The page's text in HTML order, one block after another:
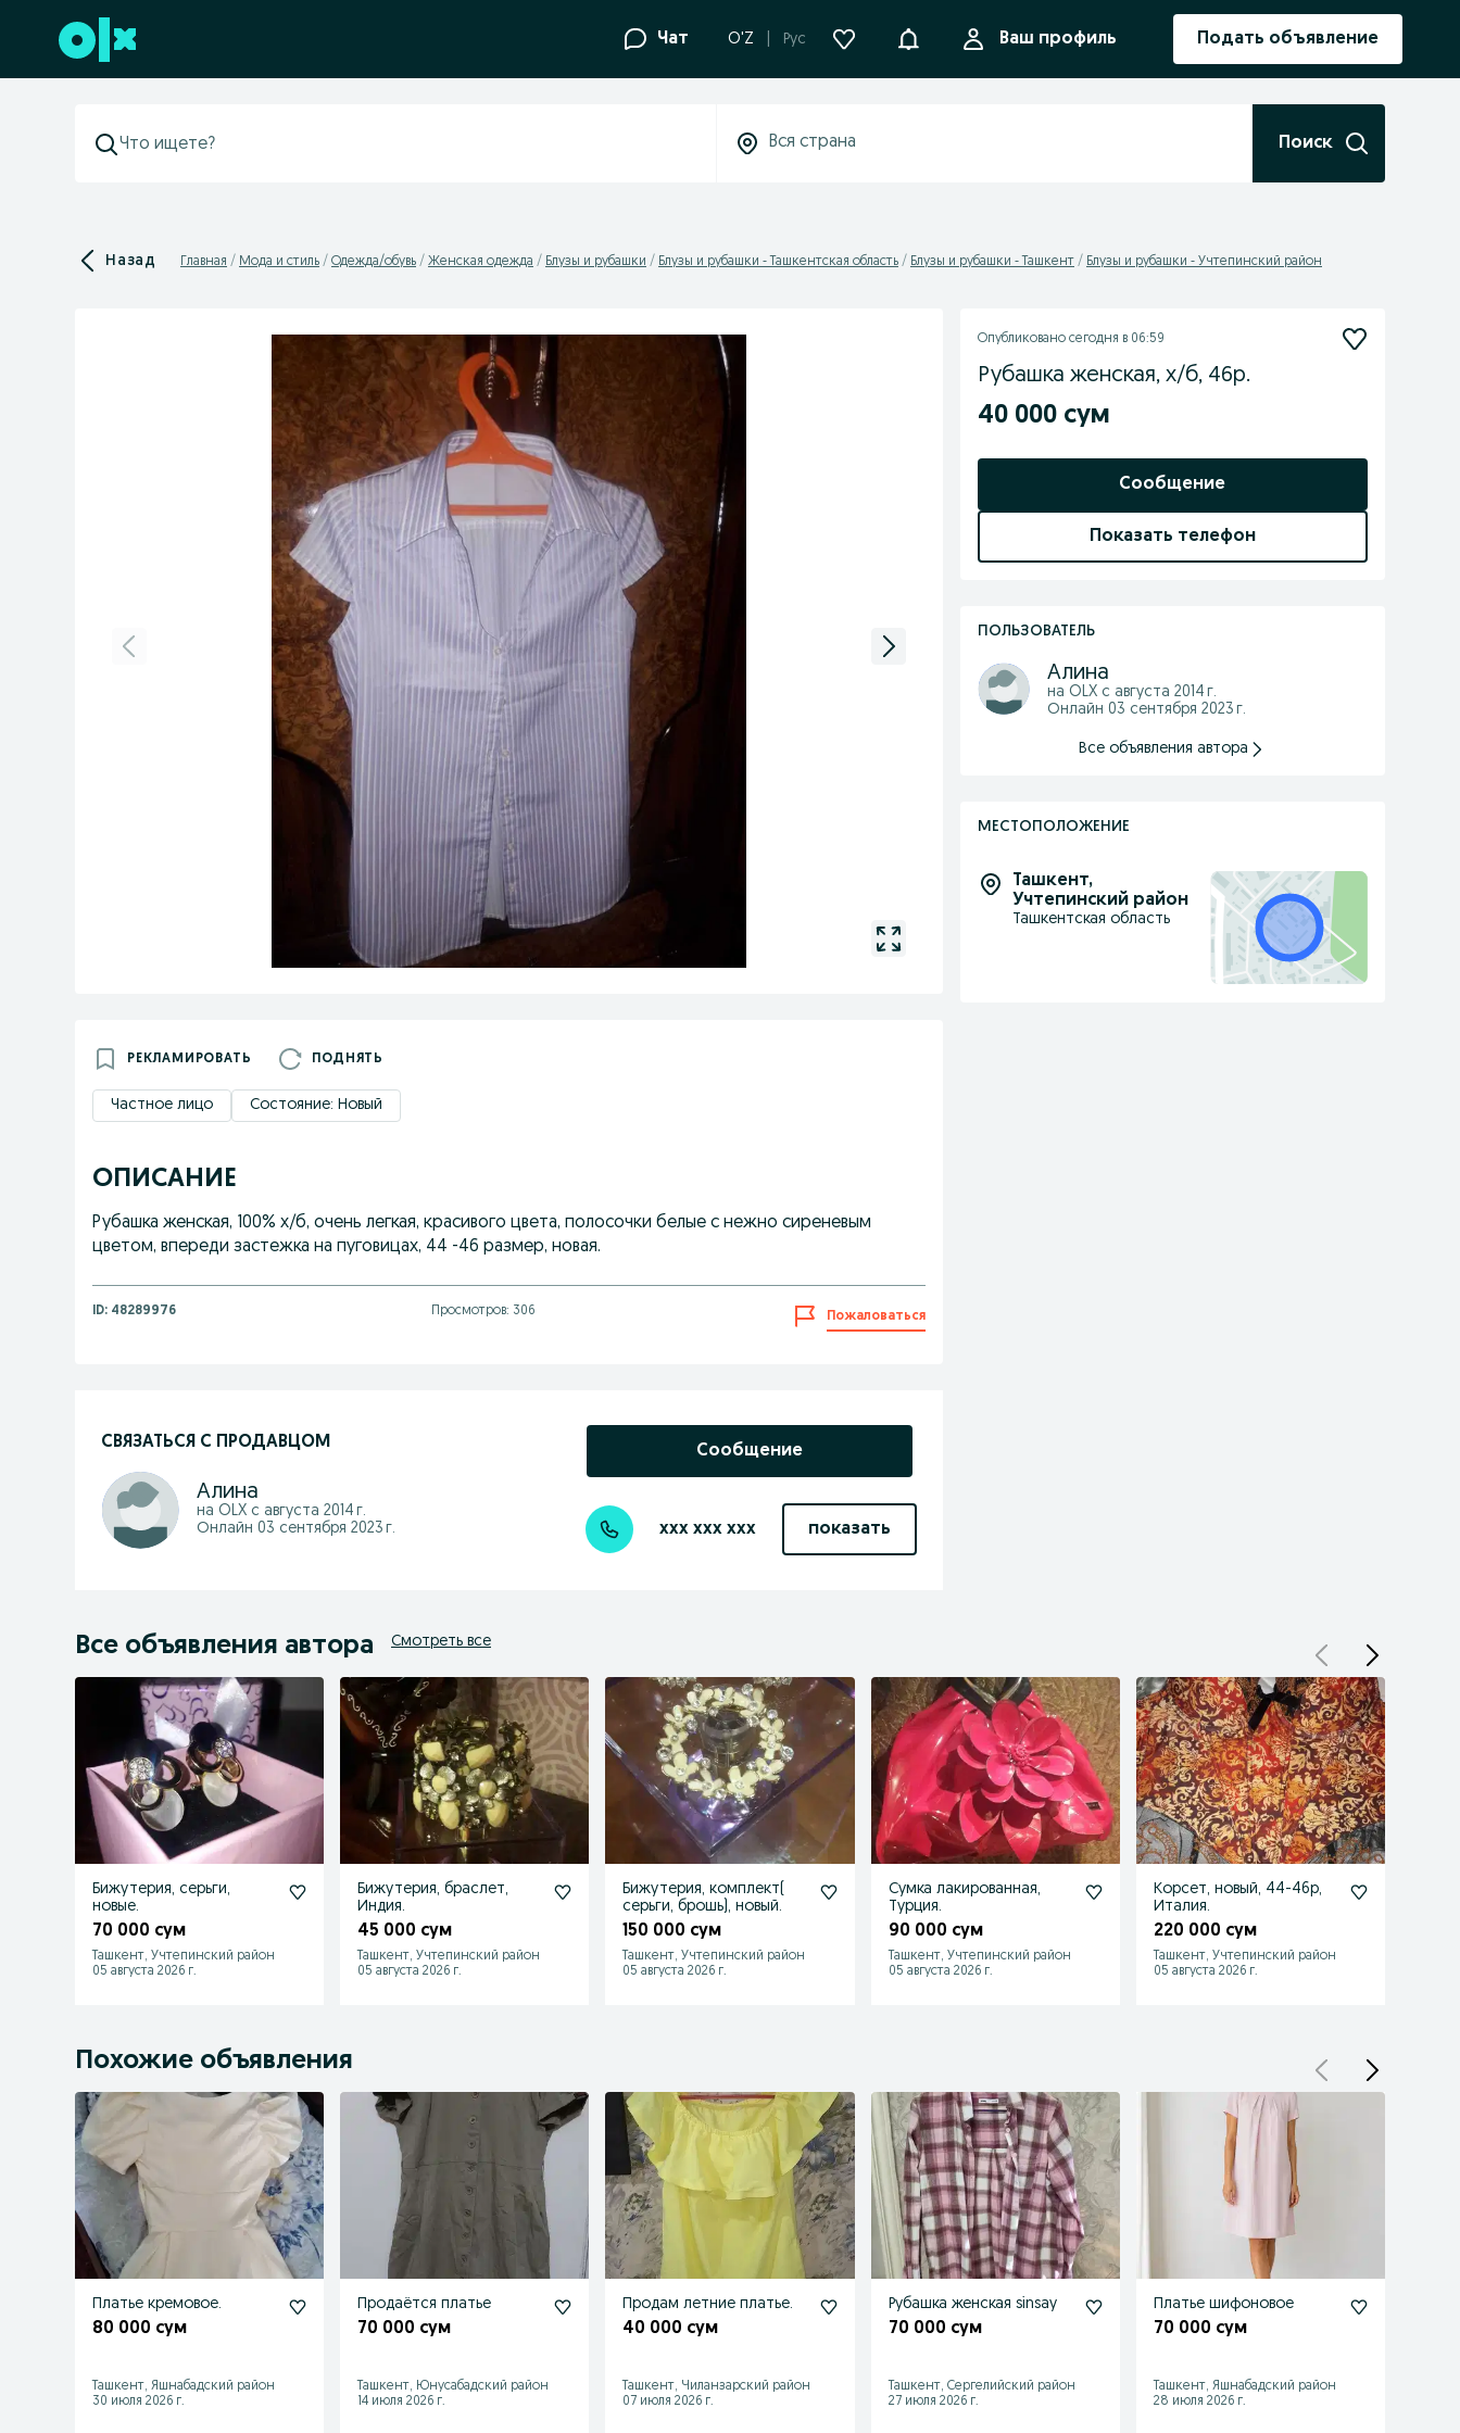
Перейти к нижнему колонтитулу Чат O'Z Рус УведомленияВаш профиль Подать объявление
Поиск
Назад Главная Мода и стиль Одежда/обувь Женская одежда Блузы и рубашки Блузы и рубашки - Ташкентская область Блузы и рубашки - Ташкент Блузы и рубашки - Учтепинский район
РЕКЛАМИРОВАТЬ ПОДНЯТЬ
Частное лицо Состояние: Новый
ОПИСАНИЕ
Рубашка женская, 100% х/б, очень легкая, красивого цвета, полосочки белые с нежно сиреневым
цветом, впереди застежка на пуговицах, 44 -46 размер, новая.
ID: 48289976 Просмотров: 306 Пожаловаться
СВЯЗАТЬСЯ С ПРОДАВЦОМ
Алина
на OLX с августа 2014 г.
Онлайн 03 сентября 2023 г.
Сообщение
xxx xxx xxx показать
Опубликовано сегодня в 06:59
Рубашка женская, х/б, 46р.
40 000 сум
Сообщение
Показать телефон
ПОЛЬЗОВАТЕЛЬ
Алина
на OLX с августа 2014 г.
Онлайн 03 сентября 2023 г.
Все объявления автора
МЕСТОПОЛОЖЕНИЕ
Ташкент,
Учтепинский район
Ташкентская область
Все объявления автора Смотреть все
Бижутерия, серьги,
новые.
70 000 сум
Ташкент, Учтепинский район
05 августа 2026 г.
Бижутерия, браслет,
Индия.
45 000 сум
Ташкент, Учтепинский район
05 августа 2026 г.
Бижутерия, комплект(
серьги, брошь), новый.
150 000 сум
Ташкент, Учтепинский район
05 августа 2026 г.
Сумка лакированная,
Турция.
90 000 сум
Ташкент, Учтепинский район
05 августа 2026 г.
Корсет, новый, 44-46р,
Италия.
220 000 сум
Ташкент, Учтепинский район
05 августа 2026 г.
Похожие объявления
Платье кремовое.
80 000 сум
Ташкент, Яшнабадский район
30 июля 2026 г.
Продаётся платье
70 000 сум
Ташкент, Юнусабадский район
14 июля 2026 г.
Продам летние платье.
40 000 сум
Ташкент, Чиланзарский район
07 июля 2026 г.
Рубашка женская sinsay
70 000 сум
Ташкент, Сергелийский район
27 июля 2026 г.
Платье шифоновое
70 000 сум
Ташкент, Яшнабадский район
28 июля 2026 г.